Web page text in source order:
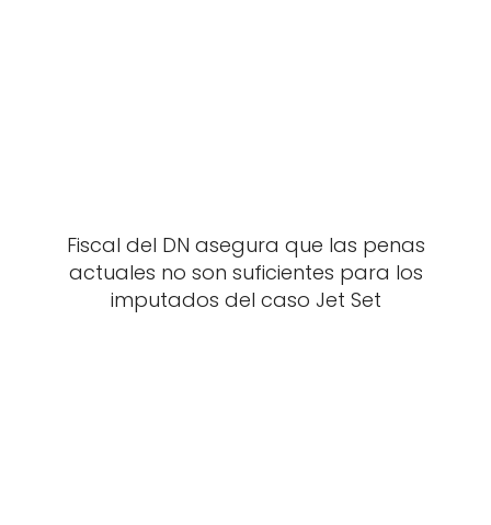
Fiscal del DN asegura que las penas
actuales no son suficientes para los
imputados del caso Jet Set